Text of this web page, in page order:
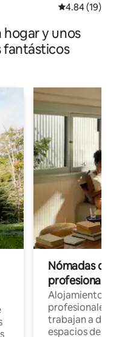
Calificación
4.84 (19)
y unos
fantásticos
Nómadas
Alojamientos
profesionales
trabajan a
espacios de